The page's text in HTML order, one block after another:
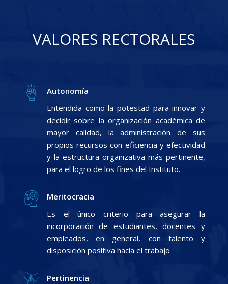
VALORES RECTORALES
Autonomía
Entendida como la potestad para innovar y
decidir sobre la organización académica de
mayor calidad, la administración de sus
propios recursos con eficiencia y efectividad
y la estructura organizativa más pertinente,
para el logro de los fines del Instituto.
Meritocracia
Es el único criterio para asegurar la
incorporación de estudiantes, docentes y
empleados, en general, con talento y
disposición positiva hacia el trabajo
Pertinencia